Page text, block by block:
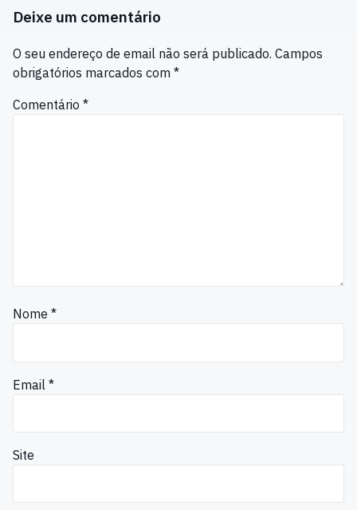
Deixe um comentário
O seu endereço de email não será publicado. Campos
obrigatórios marcados com *
Comentário *
Nome *
Email *
Site